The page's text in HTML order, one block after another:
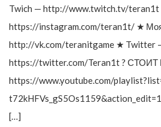
Twich — http://www.twitch.tv/
https://instagram.com/teran1t/ ★
http://vk.com/teranitgame ★ Twitter
https://twitter.com/Teran1t ?
https://www.youtube.com/
[…]